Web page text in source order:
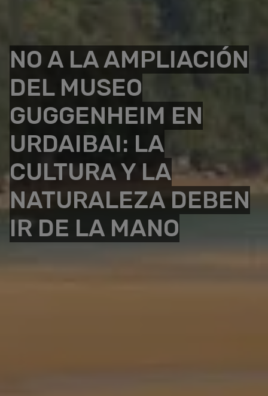
NO A LA AMPLIACIÓN
DEL MUSEO
GUGGENHEIM EN
URDAIBAI: LA
CULTURA Y LA
NATURALEZA DEBEN
IR DE LA MANO